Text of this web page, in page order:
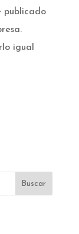
publicado
igual